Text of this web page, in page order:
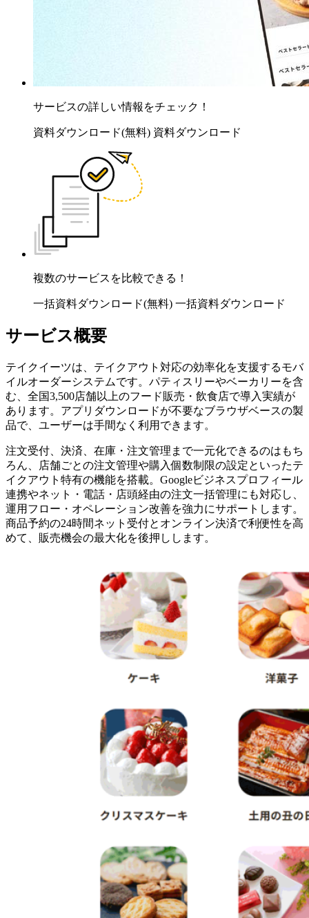
サービスの詳しい情報をチェック！
資料ダウンロード(無料) 資料ダウンロード
複数のサービスを比較できる！
一括資料ダウンロード(無料) 一括資料ダウンロード
サービス概要
テイクイーツは、テイクアウト対応の効率化を支援するモバ
イルオーダーシステムです。パティスリーやベーカリーを含
む、全国3,500店舗以上のフード販売・飲食店で導入実績が
あります。アプリダウンロードが不要なブラウザベースの製
品で、ユーザーは手間なく利用できます。
注文受付、決済、在庫・注文管理まで一元化できるのはもち
ろん、店舗ごとの注文管理や購入個数制限の設定といったテ
イクアウト特有の機能を搭載。Googleビジネスプロフィール
連携やネット・電話・店頭経由の注文一括管理にも対応し、
運用フロー・オペレーション改善を強力にサポートします。
商品予約の24時間ネット受付とオンライン決済で利便性を高
めて、販売機会の最大化を後押しします。